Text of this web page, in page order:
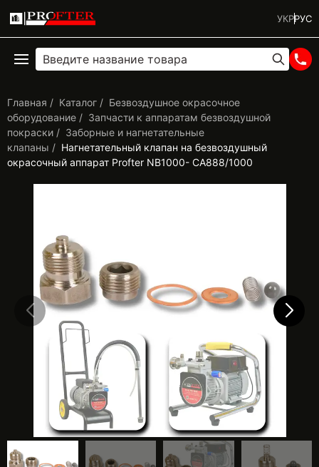
УКРРУС
Главная Каталог
Безвоздушное окрасочное
оборудование
Запчасти к аппаратам безвоздушной
покраски
Заборные и нагнетательные
клапаны
Нагнетательный клапан на безвоздушный
окрасочный аппарат Profter NB1000- CA888/1000